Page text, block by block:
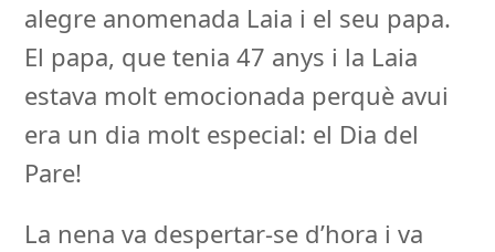
alegre anomenada Laia i el seu papa.
El papa, que tenia 47 anys i la Laia
estava molt emocionada perquè avui
era un dia molt especial: el Dia del
Pare!
La nena va despertar-se d’hora i va